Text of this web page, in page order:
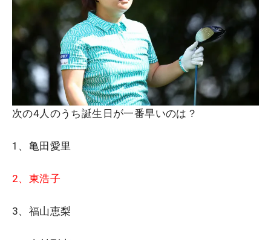
次の4人のうち誕生日が一番早いのは？
1、亀田愛里
2、東浩子
3、福山恵梨